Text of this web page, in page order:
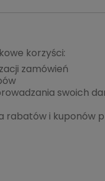
korzyści:
zamówień
swoich
rabatów i kuponów